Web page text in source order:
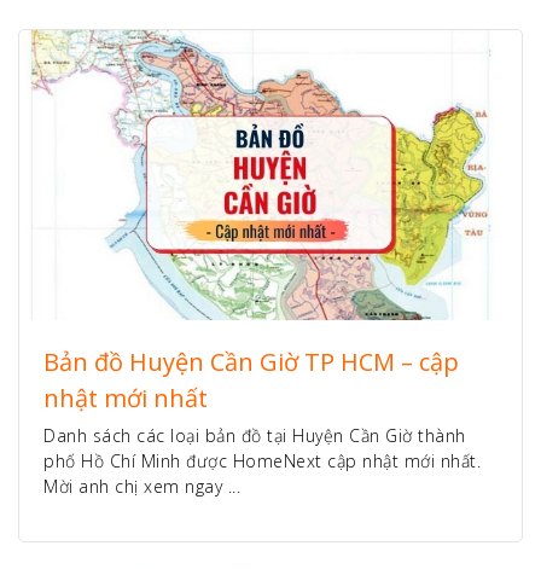
Bản đồ Huyện Cần Giờ TP HCM – cập
nhật mới nhất
Danh sách các loại bản đồ tại Huyện Cần Giờ thành
phố Hồ Chí Minh được HomeNext cập nhật mới nhất.
Mời anh chị xem ngay ...